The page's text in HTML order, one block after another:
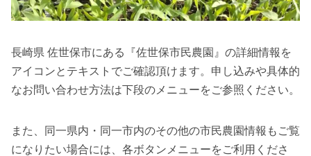
長崎県 佐世保市にある『佐世保市民農園』の詳細情報を
アイコンとテキストでご確認頂けます。申し込みや具体的
なお問い合わせ方法は下段のメニューをご参照ください。
また、同一県内・同一市内のその他の市民農園情報もご覧
になりたい場合には、各ボタンメニューをご利用くださ